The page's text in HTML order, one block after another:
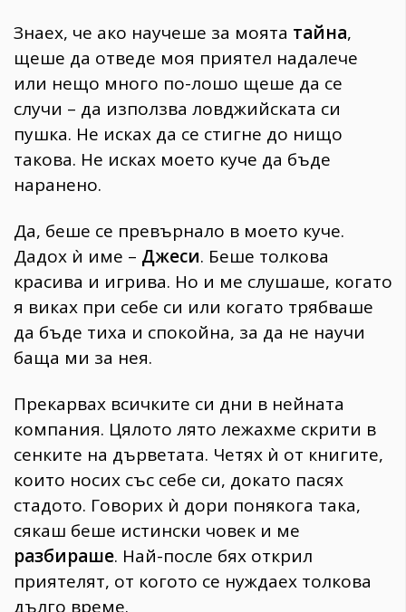
Знаех, че ако научеше за моята тайна,
щеше да отведе моя приятел надалече
или нещо много по-лошо щеше да се
случи – да използва ловджийската си
пушка. Не исках да се стигне до нищо
такова. Не исках моето куче да бъде
наранено.
Да, беше се превърнало в моето куче.
Дадох ѝ име – Джеси. Беше толкова
красива и игрива. Но и ме слушаше, когато
я виках при себе си или когато трябваше
да бъде тиха и спокойна, за да не научи
баща ми за нея.
Прекарвах всичките си дни в нейната
компания. Цялото лято лежахме скрити в
сенките на дърветата. Четях ѝ от книгите,
които носих със себе си, докато пасях
стадото. Говорих ѝ дори понякога така,
сякаш беше истински човек и ме
разбираше. Най-после бях открил
приятелят, от когото се нуждаех толкова
дълго време.